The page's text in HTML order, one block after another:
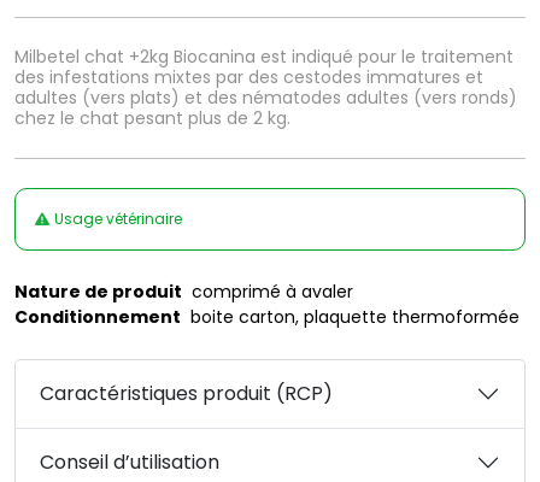
Milbetel chat +2kg Biocanina est indiqué pour le traitement
des infestations mixtes par des cestodes immatures et
adultes (vers plats) et des nématodes adultes (vers ronds)
chez le chat pesant plus de 2 kg.
Usage vétérinaire
Nature de produit comprimé à avaler
Conditionnement boite carton, plaquette thermoformée
Caractéristiques produit (RCP)
Conseil d’utilisation